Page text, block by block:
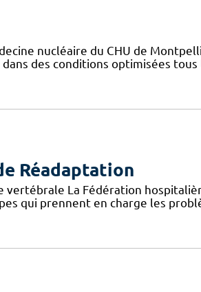
nucléaire du CHU de
des conditions optimisées
Réadaptation
vertébrale La Fédération
qui prennent en charge les